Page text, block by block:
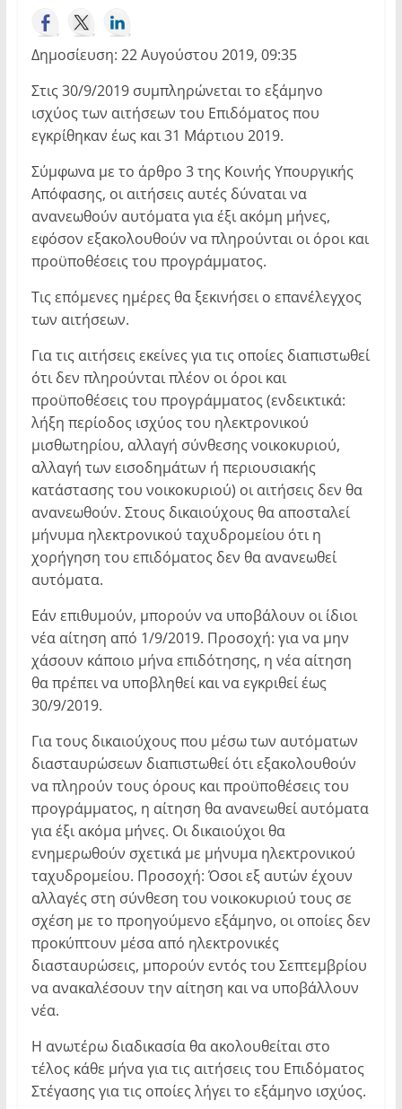
Δημοσίευση: 22 Αυγούστου 2019, 09:35
Στις 30/9/2019 συμπληρώνεται το εξάμηνο
ισχύος των αιτήσεων του Επιδόματος που
εγκρίθηκαν έως και 31 Μάρτιου 2019.
Σύμφωνα με το άρθρο 3 της Κοινής Υπουργικής
Απόφασης, οι αιτήσεις αυτές δύναται να
ανανεωθούν αυτόματα για έξι ακόμη μήνες,
εφόσον εξακολουθούν να πληρούνται οι όροι και
προϋποθέσεις του προγράμματος.
Τις επόμενες ημέρες θα ξεκινήσει ο επανέλεγχος
των αιτήσεων.
Για τις αιτήσεις εκείνες για τις οποίες διαπιστωθεί
ότι δεν πληρούνται πλέον οι όροι και
προϋποθέσεις του προγράμματος (ενδεικτικά:
λήξη περίοδος ισχύος του ηλεκτρονικού
μισθωτηρίου, αλλαγή σύνθεσης νοικοκυριού,
αλλαγή των εισοδημάτων ή περιουσιακής
κατάστασης του νοικοκυριού) οι αιτήσεις δεν θα
ανανεωθούν. Στους δικαιούχους θα αποσταλεί
μήνυμα ηλεκτρονικού ταχυδρομείου ότι η
χορήγηση του επιδόματος δεν θα ανανεωθεί
αυτόματα.
Εάν επιθυμούν, μπορούν να υποβάλουν οι ίδιοι
νέα αίτηση από 1/9/2019. Προσοχή: για να μην
χάσουν κάποιο μήνα επιδότησης, η νέα αίτηση
θα πρέπει να υποβληθεί και να εγκριθεί έως
30/9/2019.
Για τους δικαιούχους που μέσω των αυτόματων
διασταυρώσεων διαπιστωθεί ότι εξακολουθούν
να πληρούν τους όρους και προϋποθέσεις του
προγράμματος, η αίτηση θα ανανεωθεί αυτόματα
για έξι ακόμα μήνες. Οι δικαιούχοι θα
ενημερωθούν σχετικά με μήνυμα ηλεκτρονικού
ταχυδρομείου. Προσοχή: Όσοι εξ αυτών έχουν
αλλαγές στη σύνθεση του νοικοκυριού τους σε
σχέση με το προηγούμενο εξάμηνο, οι οποίες δεν
προκύπτουν μέσα από ηλεκτρονικές
διασταυρώσεις, μπορούν εντός του Σεπτεμβρίου
να ανακαλέσουν την αίτηση και να υποβάλλουν
νέα.
Η ανωτέρω διαδικασία θα ακολουθείται στο
τέλος κάθε μήνα για τις αιτήσεις του Επιδόματος
Στέγασης για τις οποίες λήγει το εξάμηνο ισχύος.